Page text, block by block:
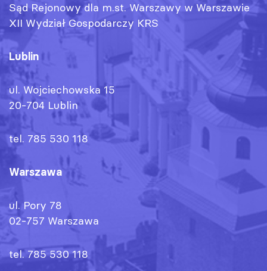
Sąd Rejonowy dla m.st. Warszawy w Warszawie
XII Wydział Gospodarczy KRS
Lublin
ul. Wojciechowska 15
20-704 Lublin
tel. 785 530 118
Warszawa
ul. Pory 78
02-757 Warszawa
tel. 785 530 118